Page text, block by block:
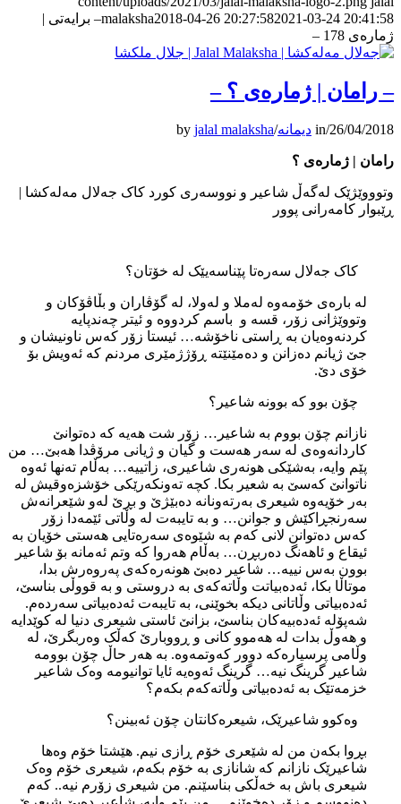
malaksha2018-04-26 20:27:582021-03-24 20:41:58
– برایه‌تی |
ژماره‌ی 178 –
– رامان | ژماره‌ی ؟ –
26/04/2018
/
in دیمانە/
by jalal malaksha
رامان | ژماره‌ی ؟
وتوووێژێک لەگەڵ شاعیر و نووسەری کورد کاک جەلال مەلەکشا |
ڕێبوار کامەرانی پوور
کاک جەلال سەرەتا پێناسەیێک لە خۆتان؟
لە بارەی خۆمەوە لەملا و لەولا، لە گۆڤاران و بڵاڤۆکان و
وتووێژانی زۆر، قسە و باسم کردووە و ئیتر چەندپایە
کردنەوەیان بە ڕاستی ناخۆشە… ئیستا زۆر کەس ناونیشان و
جێ ژیانم دەزانن و دەمێنێتە ڕۆژژمێری مردنم کە ئەویش بۆ
خۆی دێ.
چۆن بوو کە بوونە شاعیر؟
نازانم چۆن بووم بە شاعیر… زۆر شت هەیە کە دەتوانێ
کاردانەوەی لە سەر هەست و گیان و ژیانی مرۆڤدا هەبێ… من
پێم وایە، بەشێکی هونەری شاعیری، زاتییە… بەڵام تەنها ئەوە
ناتوانێ کەسێ بە شعیر بکا. کچە تەونکەرێکی خۆشزەوقیش لە
بەر خۆیەوە شیعری بەرتەونانە دەبێژێ و بڕێ لەو شێعرانەش
سەرنجڕاکێش و جوانن… و بە تایبەت لە وڵاتی ئێمەدا زۆر
کەس دەتوانن لانی کەم بە شێوەی سەرەتایی هەستی خۆیان بە
ئیقاع و ئاهەنگ دەربڕن… بەڵام هەروا کە وتم ئەمانە بۆ شاعیر
بوون بەس نییە… شاعیر دەبێ هونەرەکەی پەروەرش بدا،
موتاڵا بکا، ئەدەبیاتت وڵاتەکەی بە دروستی و بە قووڵی بناسێ،
ئەدەبیاتی وڵاتانی دیکە بخوێنی، بە تایبەت ئەدەبیاتی سەردەم.
شەپۆلە ئەدەبیەکان بناسێ، بزانێ ئاستی شیعری دنیا لە کوێدایە
و هەوڵ بدات لە هەموو کانی و ڕووبارێ کەڵک وەربگرێ، لە
وڵامی پرسیارەکە دوور کەوتمەوە. بە هەر حاڵ چۆن بوومە
شاعیر گرینگ نیە… گرینگ ئەوەیە ئایا توانیومە وەک شاعیر
خزمەتێک بە ئەدەبیاتی وڵاتەکەم بکەم؟
وەکوو شاعیرێک، شیعرەکانتان چۆن ئەبینن؟
بڕوا بکەن من لە شێعری خۆم ڕازی نیم. هێشتا خۆم وەها
شاعیرێک نازانم کە شانازی بە خۆم بکەم، شیعری خۆم وەک
شیعری باش بە خەڵکی بناسێنم. من شیعری زۆرم نیە.. کەم